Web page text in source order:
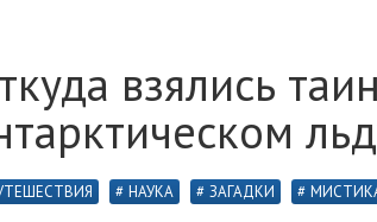
взялись
НАУКА ЗАГАДКИ